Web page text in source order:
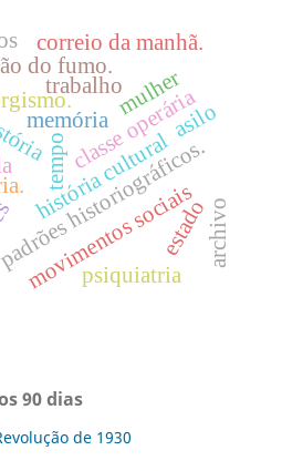
tempo
memória
história cultural
historiográficos.
classe operária
trabalho
do fumo.
movimentos sociais
estado
correio da manhã.
mulher
psiquiatria
asilo
archivo
90 dias
de 1930